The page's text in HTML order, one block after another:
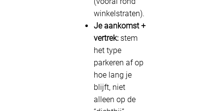
winkelstraten).
Je aankomst +
vertrek: stem
het type
parkeren af op
hoe lang je
blijft, niet
alleen op de